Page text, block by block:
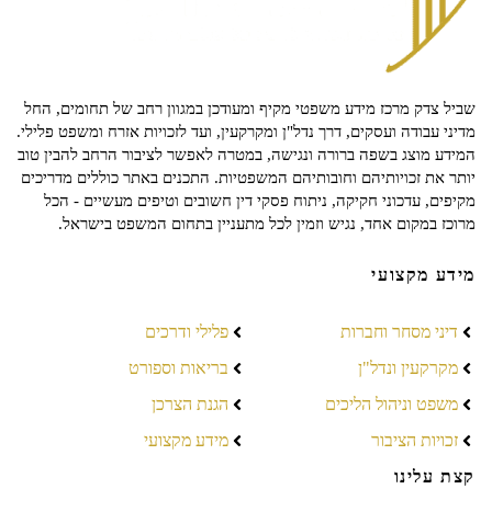
שביל צדק מרכז מידע משפטי מקיף ומעודכן במגוון רחב של תחומים, החל
מדיני עבודה ועסקים, דרך נדל"ן ומקרקעין, ועד לזכויות אזרח ומשפט פלילי.
המידע מוצג בשפה ברורה ונגישה, במטרה לאפשר לציבור הרחב להבין טוב
יותר את זכויותיהם וחובותיהם המשפטיות. התכנים באתר כוללים מדריכים
מקיפים, עדכוני חקיקה, ניתוח פסקי דין חשובים וטיפים מעשיים - הכל
מרוכז במקום אחד, נגיש וזמין לכל מתעניין בתחום המשפט בישראל.
מידע מקצועי
דיני מסחר וחברות
מקרקעין ונדל"ן
משפט וניהול הליכים
זכויות הציבור
פלילי ודרכים
בריאות וספורט
הגנת הצרכן
מידע מקצועי
קצת עלינו